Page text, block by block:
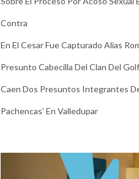
Contra
En El Cesar Fue Capturado Alias
Presunto Cabecilla Del Clan Del
Caen Dos Presuntos Integrantes
Pachencas’ En Valledupar